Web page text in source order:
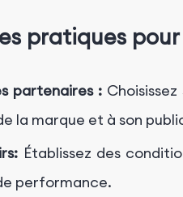
pratiques
partenaires :
la marque et à son
Établissez des
performance.